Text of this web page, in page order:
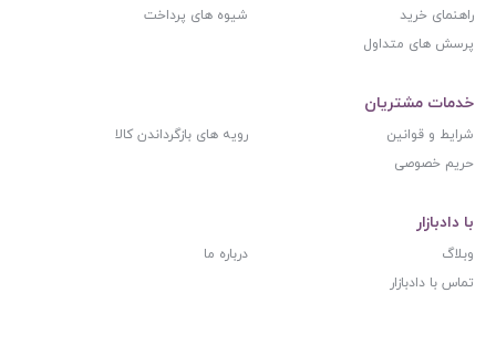
راهنمای خرید
شیوه های پرداخت
پرسش های متداول
خدمات مشتریان
شرایط و قوانین
رویه های بازگرداندن کالا
حریم خصوصی
با دادبازار
وبلاگ
درباره ما
تماس با دادبازار